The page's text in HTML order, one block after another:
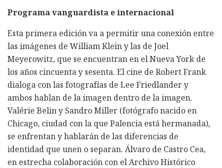
Programa vanguardista e internacional
Esta primera edición va a permitir una conexión entre
las imágenes de William Klein y las de Joel
Meyerowitz, que se encuentran en el Nueva York de
los años cincuenta y sesenta. El cine de Robert Frank
dialoga con las fotografías de Lee Friedlander y
ambos hablan de la imagen dentro de la imagen.
Valérie Belin y Sandro Miller (fotógrafo nacido en
Chicago, ciudad con la que Palencia está hermanada),
se enfrentan y hablarán de las diferencias de
identidad que unen o separan. Álvaro de Castro Cea,
en estrecha colaboración con el Archivo Histórico